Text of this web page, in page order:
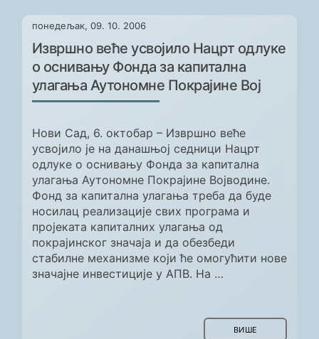
понедељак, 09. 10. 2006
Извршно веће усвојило Нацрт одлуке
о оснивању Фонда за капитална
улагања Аутономне Покрајине Вој
Нови Сад, 6. октобар – Извршно веће
усвојило је на данашњој седници Нацрт
одлуке о оснивању Фонда за капитална
улагања Аутономне Покрајине Војводине.
Фонд за капитална улагања треба да буде
носилац реализације свих програма и
пројеката капиталних улагања од
покрајинског значаја и да обезбеди
стабилне механизме који ће омогућити нове
значајне инвестиције у АПВ. На …
ВИШЕ